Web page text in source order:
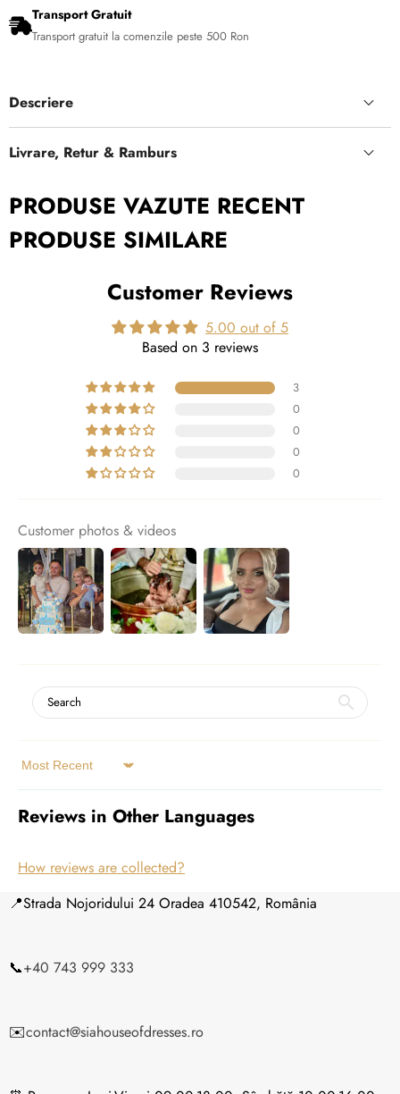
Transport Gratuit
Transport gratuit la comenzile peste 500 Ron
Descriere
Livrare, Retur & Ramburs
Vineri 10:00-18:00)
Costurile de returnare sunt suportate de către
cumpărător.
ambalajul original
Termenii și condițiile Sia
PRODUSE VAZUTE RECENT
PRODUSE SIMILARE
Customer Reviews
5.00 out of 5
Based on 3 reviews
3
0
0
0
0
Customer photos & videos
Sort by
Reviews in Other Languages
How reviews are collected?
📍Strada Nojoridului 24 Oradea 410542, România
📞+40 743 999 333
✉️contact@siahouseofdresses.ro